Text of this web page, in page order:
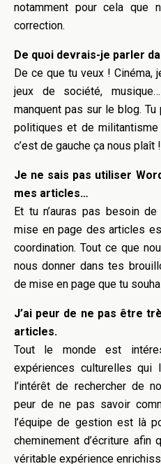
notamment pour cela que
correction.
De quoi devrais-je parler
De ce que tu veux ! Cinéma,
jeux de société,
manquent pas sur le blog.
politiques et de
c’est de gauche ça nous plaît !
Je ne sais pas utiliser
mes articles…
Et tu n’auras pas besoin
mise en page des articles
coordination. Tout ce que
nous donner dans tes
de mise en page que tu
J’ai peur de ne pas être
articles.
Tout le monde est
expériences culturelles qui
l’intérêt de rechercher de
peur de ne pas savoir
l’équipe de gestion est là
cheminement d’écriture afin
véritable expérience